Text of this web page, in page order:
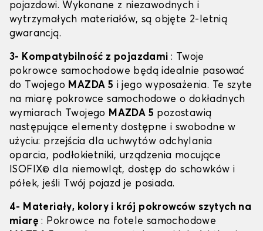
pojazdowi. Wykonane z niezawodnych i
wytrzymałych materiałów, są objęte 2-letnią
gwarancją.
3- Kompatybilność z pojazdami : Twoje
pokrowce samochodowe będą idealnie pasować
do Twojego MAZDA 5 i jego wyposażenia. Te szyte
na miarę pokrowce samochodowe o dokładnych
wymiarach Twojego MAZDA 5 pozostawią
następujące elementy dostępne i swobodne w
użyciu: przejścia dla uchwytów odchylania
oparcia, podłokietniki, urządzenia mocujące
ISOFIX© dla niemowląt, dostęp do schowków i
półek, jeśli Twój pojazd je posiada.
4- Materiały, kolory i krój pokrowców szytych na
miarę: Pokrowce na fotele samochodowe